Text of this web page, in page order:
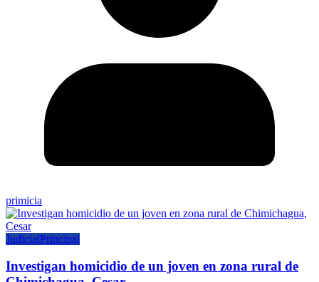
primicia
JudicialPrincipal
Investigan homicidio de un joven en zona rural de